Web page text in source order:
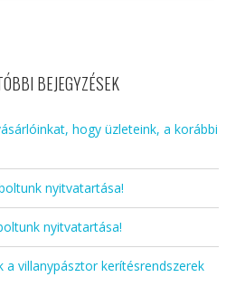
BEJEGYZÉSEK
hogy üzleteink, a korábbi
nyitvatartása!
nyitvatartása!
a villanypásztor kerítésrendszerek